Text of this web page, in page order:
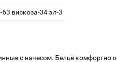
63 вискоза-34 эл-3
с начесом. Бельё комфортно